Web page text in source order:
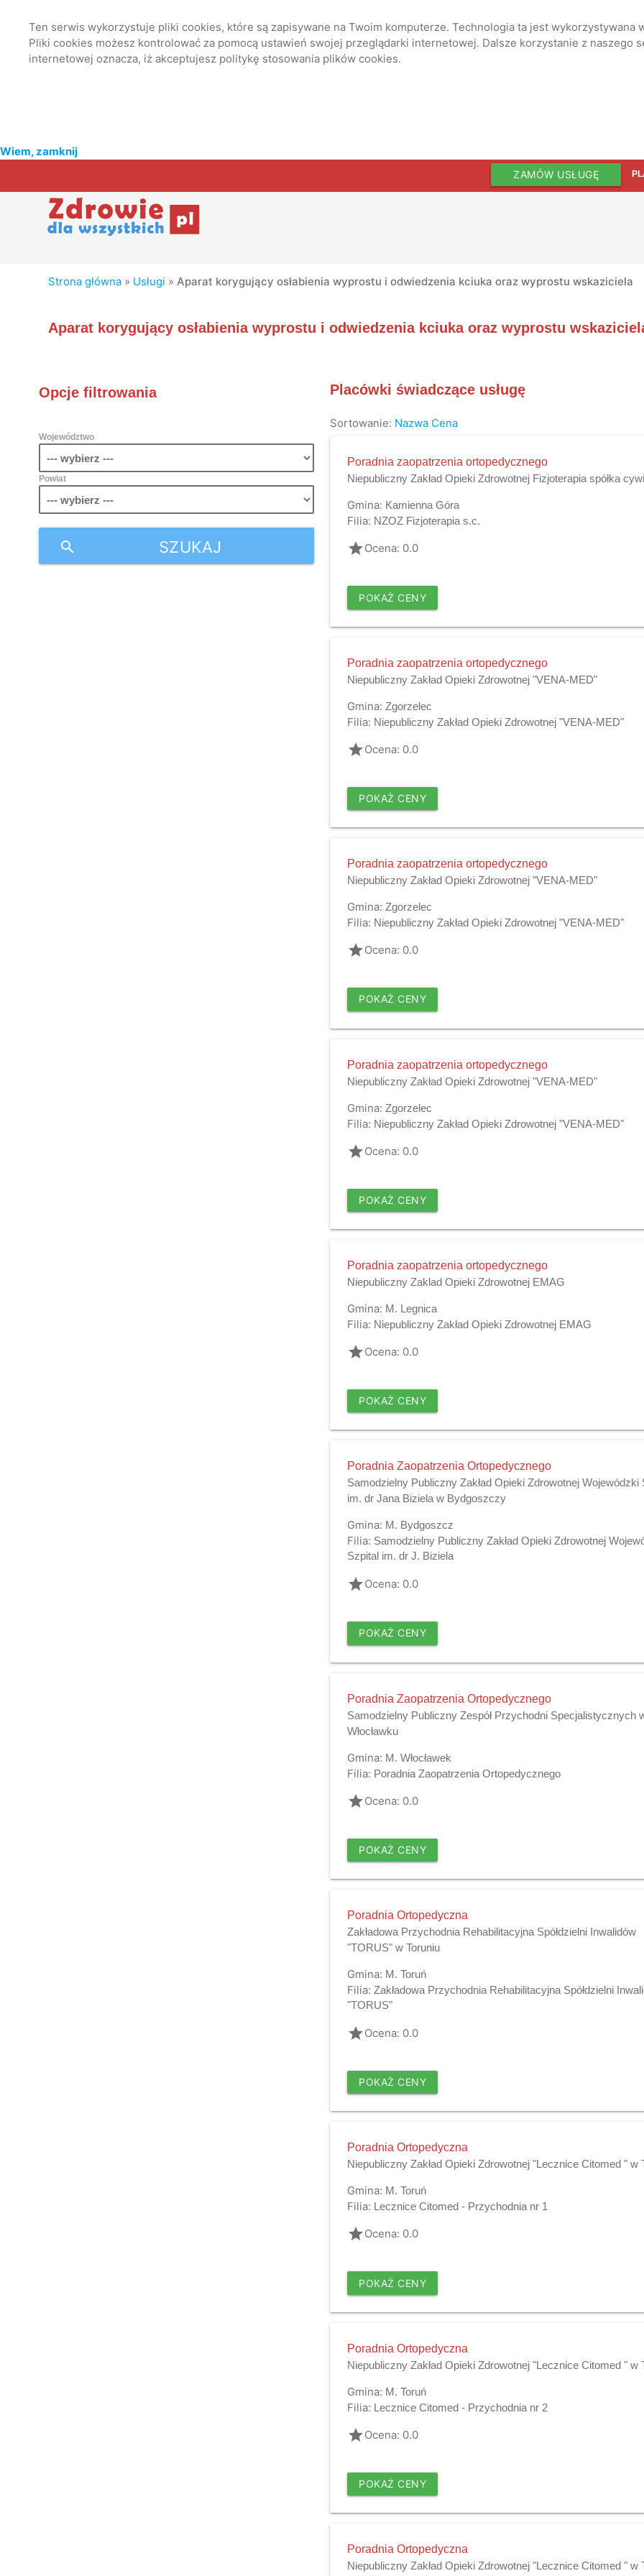
Ten serwis wykorzystuje pliki cookies, które są zapisywane na Twoim komputerze. Technologia ta jest
Pliki cookies możesz kontrolować za pomocą ustawień swojej przeglądarki internetowej. Dalsze korzystanie z
internetowej oznacza, iż akceptujesz politykę stosowania plików cookies.
Wiem, zamknij
ZAMÓW USŁUGĘ
Strona główna » Usługi »Aparat korygujący osłabienia wyprostu i odwiedzenia kciuka oraz wyprostu wskaziciela
Aparat korygujący osłabienia wyprostu i odwiedzenia kciuka oraz wyprostu
Opcje filtrowania
Województwo
Powiat
SZUKAJ
search
Placówki świadczące usługę
Sortowanie: Nazwa Cena
Poradnia zaopatrzenia ortopedycznego
Niepubliczny Zakład Opieki Zdrowotnej Fizjoterapia spółka
Gmina: Kamienna Góra
Filia: NZOZ Fizjoterapia s.c.
gradeOcena: 0.0
POKAŻ CENY
Poradnia zaopatrzenia ortopedycznego
Niepubliczny Zakład Opieki Zdrowotnej "VENA-MED"
Gmina: Zgorzelec
Filia: Niepubliczny Zakład Opieki Zdrowotnej "VENA-MED"
gradeOcena: 0.0
POKAŻ CENY
Poradnia zaopatrzenia ortopedycznego
Niepubliczny Zakład Opieki Zdrowotnej "VENA-MED"
Gmina: Zgorzelec
Filia: Niepubliczny Zakład Opieki Zdrowotnej "VENA-MED"
gradeOcena: 0.0
POKAŻ CENY
Poradnia zaopatrzenia ortopedycznego
Niepubliczny Zakład Opieki Zdrowotnej "VENA-MED"
Gmina: Zgorzelec
Filia: Niepubliczny Zakład Opieki Zdrowotnej "VENA-MED"
gradeOcena: 0.0
POKAŻ CENY
Poradnia zaopatrzenia ortopedycznego
Niepubliczny Zaklad Opieki Zdrowotnej EMAG
Gmina: M. Legnica
Filia: Niepubliczny Zakład Opieki Zdrowotnej EMAG
gradeOcena: 0.0
POKAŻ CENY
Poradnia Zaopatrzenia Ortopedycznego
Samodzielny Publiczny Zakład Opieki Zdrowotnej Wojewódzki
im. dr Jana Biziela w Bydgoszczy
Gmina: M. Bydgoszcz
Filia: Samodzielny Publiczny Zakład Opieki Zdrowotnej
Szpital im. dr J. Biziela
gradeOcena: 0.0
POKAŻ CENY
Poradnia Zaopatrzenia Ortopedycznego
Samodzielny Publiczny Zespół Przychodni Specjalistycznych
Włocławku
Gmina: M. Włocławek
Filia: Poradnia Zaopatrzenia Ortopedycznego
gradeOcena: 0.0
POKAŻ CENY
Poradnia Ortopedyczna
Zakładowa Przychodnia Rehabilitacyjna Spółdzielni Inwalidów
"TORUS" w Toruniu
Gmina: M. Toruń
Filia: Zakładowa Przychodnia Rehabilitacyjna Spółdzielni
"TORUS"
gradeOcena: 0.0
POKAŻ CENY
Poradnia Ortopedyczna
Niepubliczny Zakład Opieki Zdrowotnej "Lecznice Citomed " w
Gmina: M. Toruń
Filia: Lecznice Citomed - Przychodnia nr 1
gradeOcena: 0.0
POKAŻ CENY
Poradnia Ortopedyczna
Niepubliczny Zakład Opieki Zdrowotnej "Lecznice Citomed " w
Gmina: M. Toruń
Filia: Lecznice Citomed - Przychodnia nr 2
gradeOcena: 0.0
POKAŻ CENY
Poradnia Ortopedyczna
Niepubliczny Zakład Opieki Zdrowotnej "Lecznice Citomed " w